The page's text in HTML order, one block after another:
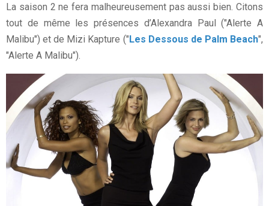
La saison 2 ne fera malheureusement pas aussi bien. Citons
tout de même les présences d’Alexandra Paul ("Alerte A
Malibu") et de Mizi Kapture ("Les Dessous de Palm Beach",
"Alerte A Malibu").